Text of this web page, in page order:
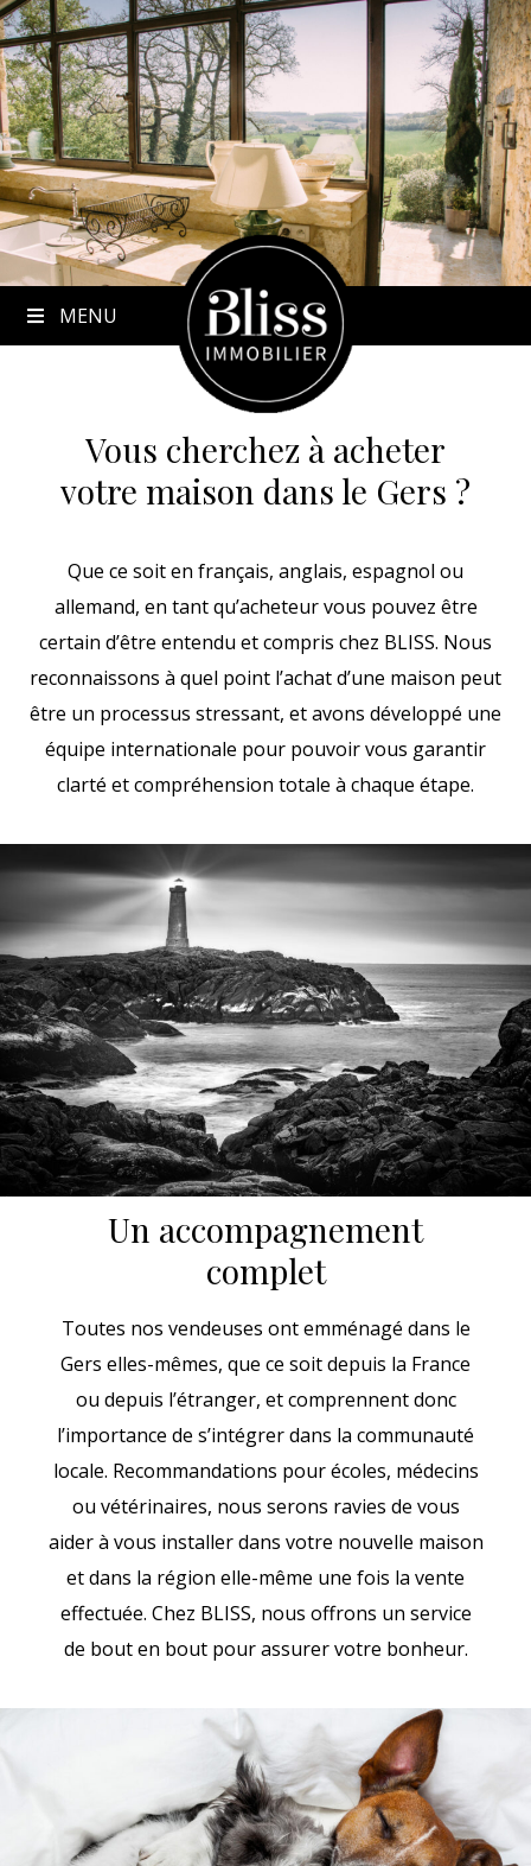
to
content
MENU
Vous cherchez à acheter
votre maison dans le Gers ?
Que ce soit en français, anglais, espagnol ou
allemand, en tant qu’acheteur vous pouvez être
certain d’être entendu et compris chez BLISS. Nous
reconnaissons à quel point l’achat d’une maison peut
être un processus stressant, et avons développé une
équipe internationale pour pouvoir vous garantir
clarté et compréhension totale à chaque étape.
Un accompagnement
complet
Toutes nos vendeuses ont emménagé dans le
Gers elles-mêmes, que ce soit depuis la France
ou depuis l’étranger, et comprennent donc
l’importance de s’intégrer dans la communauté
locale. Recommandations pour écoles, médecins
ou vétérinaires, nous serons ravies de vous
aider à vous installer dans votre nouvelle maison
et dans la région elle-même une fois la vente
effectuée. Chez BLISS, nous offrons un service
de bout en bout pour assurer votre bonheur.